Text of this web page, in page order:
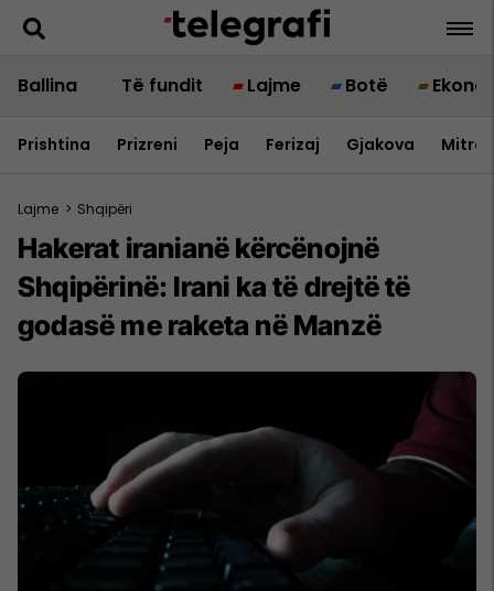
Ballina Të fundit Lajme Botë
Prishtina Prizreni Peja Ferizaj Gjakova
Lajme > Shqipëri
Hakerat iranianë kërcënojnë
Shqipërinë: Irani ka të drejtë të
godasë me raketa në Manzë